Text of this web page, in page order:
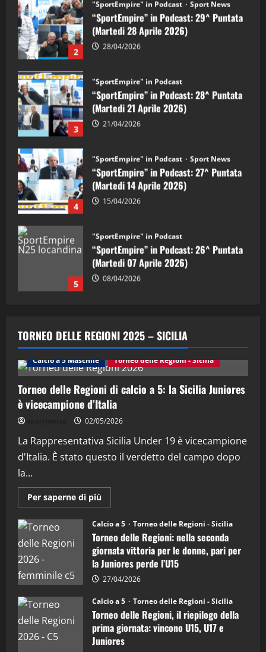
3
"SportEmpire" in Podcast
“SportEmpire” in Podcast: 28^ Puntata
(Martedi 21 Aprile 2026)
21/04/2026
4
"SportEmpire" in Podcast
“SportEmpire” in Podcast: 27^ Puntata
(Martedi 14 Aprile 2026)
15/04/2026
5
"SportEmpire" in Podcast
“SportEmpire” in Podcast: 26^ Puntata
(Martedi 07 Aprile 2026)
08/04/2026
1
"SportEmpire" in Podcast
“SportEmpire” in Podcast: 30^ Puntata
(Martedi 05 Maggio 2026)
08/05/2026
2
“SportEmpire” in Podcast: 29^ Puntata
(Martedi 28 Aprile 2026)
3
"SportEmpire" in Podcast
“SportEmpire” in Podcast: 28^ Puntata
(Martedi 21 Aprile 2026)
21/04/2026
4
(Martedi 14 Aprile 2026)
5
"SportEmpire" in Podcast
“SportEmpire” in Podcast: 26^ Puntata
(Martedi 07 Aprile 2026)
TORNEO DELLE REGIONI 2025 – SICILIA
Calcio a 5 Maschile Torneo delle Regioni - Sicilia
Torneo delle Regioni di calcio a 5: la Sicilia Juniores
è vicecampione d’Italia
02/05/2026
La Rappresentativa Sicilia Under 19 è vicecampione
d'Italia. È stato questo il verdetto del campo dopo
la...
Per saperne di più
informazioni
Torneo
delle
Regioni
di
calcio
a
5:
la
Juniores
è
vicecampione
d’Italia
Calcio a 5 Torneo delle Regioni - Sicilia
Torneo delle Regioni: nella seconda
giornata vittoria per le donne, pari per
la Juniores perde l’U15
27/04/2026
Calcio a 5 Torneo delle Regioni - Sicilia
Torneo delle Regioni, il riepilogo della
prima giornata: vincono U15, U17 e
Juniores